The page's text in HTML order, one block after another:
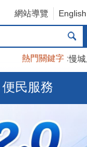
網站導覽 English
熱門關鍵字 慢城
便民服務